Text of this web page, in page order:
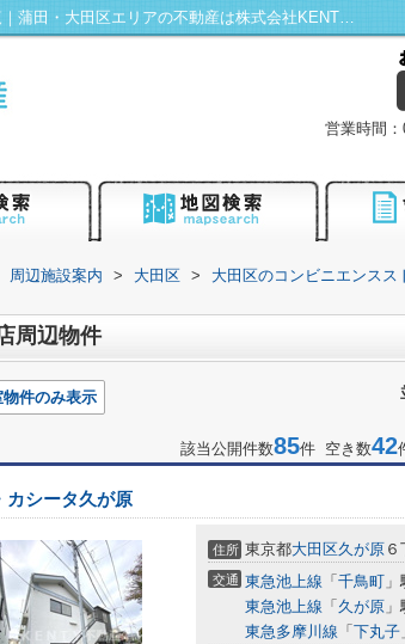
セブンイレブン 大田区千鳥町駅前店周辺の物件一覧｜蒲田・大田区エリアの不動産は株式会社KENTY不動産蒲田本店にお任せ！
営業時間
周辺施設案内 > 大田区 > 大田区のコンビニエンスス
周辺物件
物件のみ表示
該当公開件数85件 空き数42
カシータ久が原
住所 東京都大田区久が原
交通 東急池上線 「 千鳥町
東急池上線 「 久が原
東急多摩川線 「 下丸子